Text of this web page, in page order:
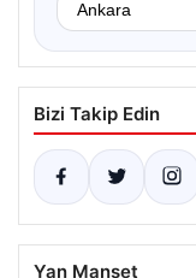
Bizi Takip Edin
Yan Manşet